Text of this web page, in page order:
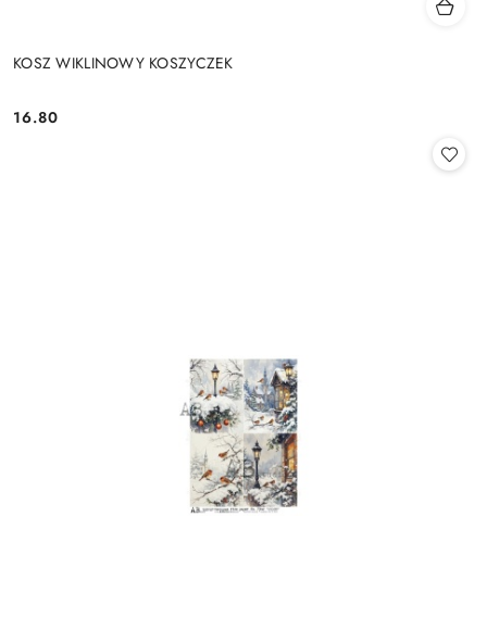
KOSZ WIKLINOWY KOSZYCZEK
Cena:
16.80